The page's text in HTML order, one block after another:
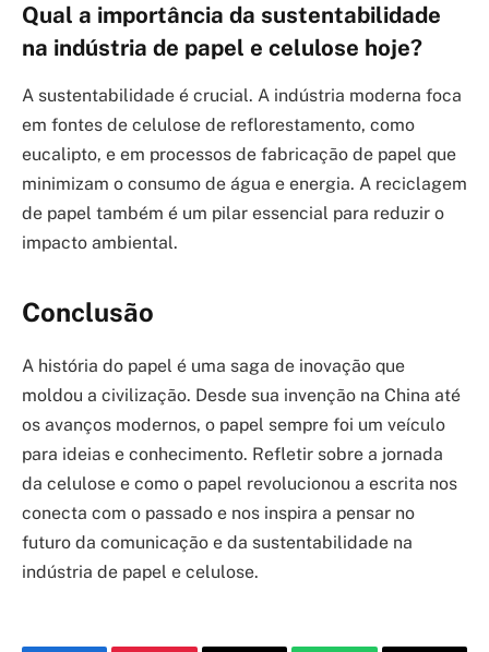
Qual a importância da sustentabilidade
na indústria de papel e celulose hoje?
A sustentabilidade é crucial. A indústria moderna foca
em fontes de celulose de reflorestamento, como
eucalipto, e em processos de fabricação de papel que
minimizam o consumo de água e energia. A reciclagem
de papel também é um pilar essencial para reduzir o
impacto ambiental.
Conclusão
A história do papel é uma saga de inovação que
moldou a civilização. Desde sua invenção na China até
os avanços modernos, o papel sempre foi um veículo
para ideias e conhecimento. Refletir sobre a jornada
da celulose e como o papel revolucionou a escrita nos
conecta com o passado e nos inspira a pensar no
futuro da comunicação e da sustentabilidade na
indústria de papel e celulose.